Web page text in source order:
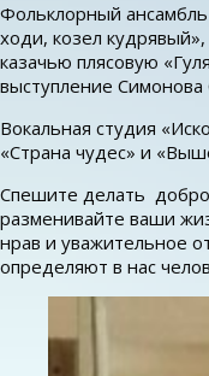
Фольклорный
ходи, козел
казачью плясовую
выступление Симонова
Вокальная студия
«Страна чудес» и
Спешите делать
разменивайте ваши
нрав и уважительное
определяют в нас